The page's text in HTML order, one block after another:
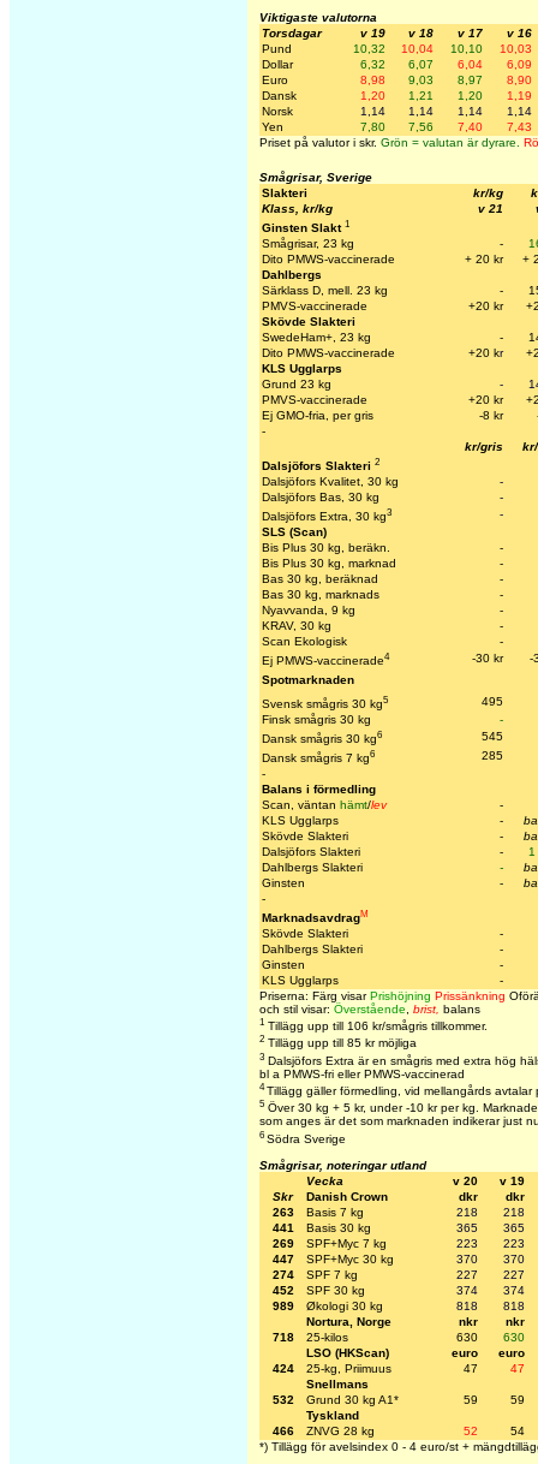
Viktigaste valutorna
Torsdagar
v 19 v 18 v 17
v 16
Pund
10,32 10,04 10,10
10,03
Dollar
6,32 6,07 6,04
6,09
Euro
8,98 9,03 8,97
8,90
Dansk
1,20 1,21 1,20
1,19
Norsk
1,14 1,14 1,14
1,14
Yen
7,80 7,56 7,40
7,43
Priset på valutor i skr. Grön = valutan är dyrare.
Smågrisar, Sverige
Slakteri
kr/kg
Klass, kr/kg
v 21
Ginsten Slakt 1
Smågrisar, 23 kg -
Dito PMWS-vaccinerade
+ 20 kr
+
Dahlbergs
Särklass D, mell. 23 kg
-
PMVS-vaccinerade
+20 kr
Skövde Slakteri
SwedeHam+, 23 kg
-
Dito PMWS-vaccinerade
+20 kr
KLS Ugglarps
Grund 23 kg
-
PMVS-vaccinerade
+20 kr
Ej GMO-fria, per gris
-8 kr
-
kr/gris
Dalsjöfors Slakteri 2
Dalsjöfors Kvalitet, 30 kg
-
Dalsjöfors Bas, 30 kg
-
Dalsjöfors Extra, 30 kg3
-
SLS (Scan)
Bis Plus 30 kg, beräkn.
-
Bis Plus 30 kg, marknad
-
Bas 30 kg, beräknad
-
Bas 30 kg, marknads
-
Nyavvanda, 9 kg
-
KRAV, 30 kg
-
Scan Ekologisk
-
Ej PMWS-vaccinerade4 -30 kr
-
Spotmarknaden
Svensk smågris 30 kg5
495
Finsk smågris 30 kg
-
Dansk smågris 30 kg6
545
Dansk smågris 7 kg6
285
-
Balans i förmedling
Scan, väntan hämt/lev
-
KLS Ugglarps
-
Skövde Slakteri
-
Dalsjöfors Slakteri
-
Dahlbergs Slakteri
-
Ginsten
-
-
MarknadsavdragM
Skövde Slakteri
-
Dahlbergs Slakteri
-
Ginsten
-
KLS Ugglarps
-
Priserna: Färg visarPrishöjning Prissänkning
och stil visar: Överstående brist, balans
1 Tillägg upp till 106 kr/smågris tillkommer.
2 Tillägg upp till 85 kr möjliga
3 Dalsjöfors Extra är en smågris med extra hög
bl a PMWS-fri eller PMWS-vaccinerad
4Tillägg gäller förmedling, vid mellangårds avtalar
5 Över 30 kg + 5 kr, under -10 kr per kg.
som anges är det som marknaden indikerar just
6 Södra Sverige
Smågrisar, noteringar utland
Vecka
v 20
v 19
Skr
Danish Crown dkr
dkr
263
Basis 7 kg 218
218
441
Basis 30 kg 365
365
269
SPF+Myc 7 kg 223
223
447
SPF+Myc 30 kg 370
370
274
SPF 7 kg 227
227
452
SPF 30 kg 374
374
989
Økologi 30 kg 818
818
Nortura, Norge
nkr
nkr
718
25-kilos 630
630
LSO (HKScan)
euro
euro
424
25-kg, Priimuus 47
47
Snellmans
532
Grund 30 kg A1* 59
59
Tyskland
466
ZNVG 28 kg 52
54
*) Tillägg för avelsindex 0 - 4 euro/st +